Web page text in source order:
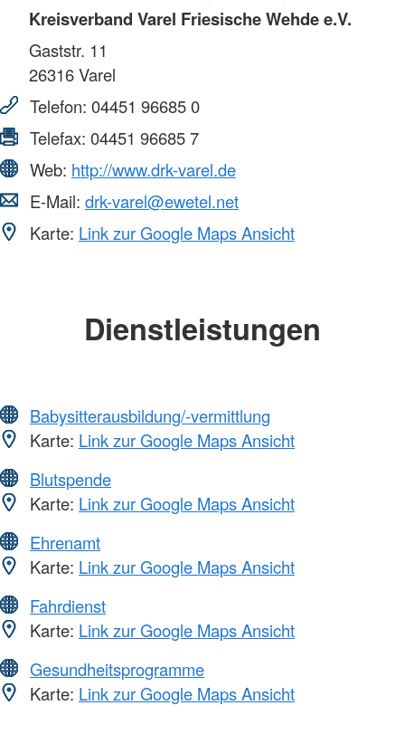
Kreisverband Varel Friesische Wehde e.V.
Gaststr. 11
26316Varel
Telefon: 04451 96685 0
Telefax: 04451 96685 7
Web: http://www.drk-varel.de
E-Mail: drk-varel@ewetel.net
Karte: Link zur Google Maps Ansicht
Dienstleistungen
Babysitterausbildung/-vermittlung
Karte: Link zur Google Maps Ansicht
Blutspende
Karte: Link zur Google Maps Ansicht
Ehrenamt
Karte: Link zur Google Maps Ansicht
Fahrdienst
Karte: Link zur Google Maps Ansicht
Gesundheitsprogramme
Karte: Link zur Google Maps Ansicht